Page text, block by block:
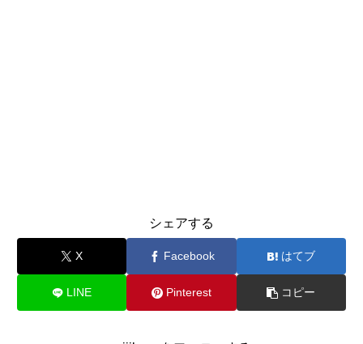
シェアする
X Facebook はてブ
LINE Pinterest コピー